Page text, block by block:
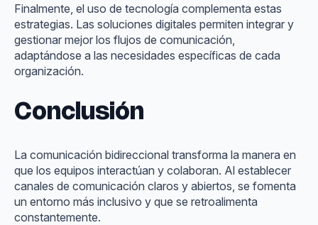
Finalmente, el uso de tecnología complementa estas
estrategias. Las soluciones digitales permiten integrar y
gestionar mejor los flujos de comunicación,
adaptándose a las necesidades específicas de cada
organización.
Conclusión
La comunicación bidireccional transforma la manera en
que los equipos interactúan y colaboran. Al establecer
canales de comunicación claros y abiertos, se fomenta
un entorno más inclusivo y que se retroalimenta
constantemente.